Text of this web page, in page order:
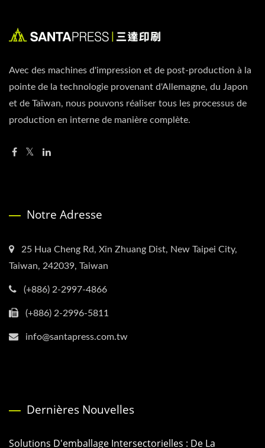
Avec des machines d'impression et de post-production à la
pointe de la technologie provenant d'Allemagne, du Japon
et de Taïwan, nous pouvons réaliser tous les processus de
production en interne de manière complète.
Notre Adresse
25 Hua Cheng Rd, Xin Zhuang Dist, New Taipei City,
Taiwan, 242039, Taiwan
(+886) 2-2997-4866
(+886) 2-2996-5811
info@santapress.com.tw
Dernières Nouvelles
Solutions D'emballage Intersectorielles : De La